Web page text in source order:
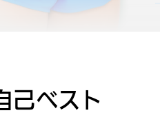
己ベスト